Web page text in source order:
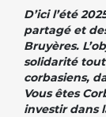
D’ici l’été
partagé et
Bruyères.
solidarité
corbasiens,
Vous êtes
investir dans